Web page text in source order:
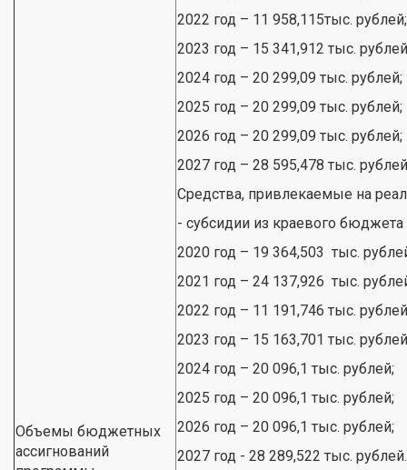
Объемы бюджетных
ассигнований
2022 год – 11 958,115тыс. рублей;
2023 год – 15 341,912 тыс.
2024 год – 20 299,09 тыс. рублей;
2025 год – 20 299,09 тыс. рублей;
2026 год – 20 299,09 тыс. рублей;
2027 год – 28 595,478 тыс.
Средства, привлекаемые на
- субсидии из краевого
2020 год – 19 364,503 тыс.
2021 год – 24 137,926 тыс.
2022 год – 11 191,746 тыс.
2023 год – 15 163,701 тыс.
2024 год – 20 096,1 тыс. рублей;
2025 год – 20 096,1 тыс. рублей;
2026 год – 20 096,1 тыс. рублей;
2027 год - 28 289,522 тыс. рублей.